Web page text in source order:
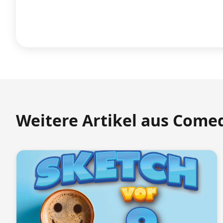
Weitere Artikel aus